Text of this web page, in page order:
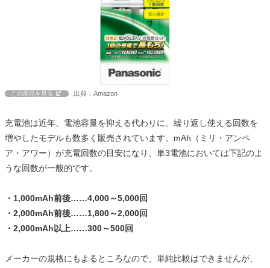
この商品を見る 出典：Amazon
充電池は近年、電池容量を抑える代わりに、繰り返し使える回数を
増やしたモデルも数多く販売されています。mAh（ミリ・アンペ
ア・アワー）が充電回数の目安になり、単3電池においては下記のよ
うな回数が一般的です。
・1,000mAh前後……4,000～5,000回
・2,000mAh前後……1,800～2,000回
・2,000mAh以上……300～500回
メーカーの規格にもよるところなので、単純比較はできませんが、